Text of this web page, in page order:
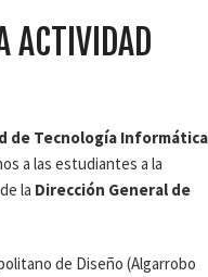
ACTIVIDAD
de Tecnología Informática
a las estudiantes a la
la Dirección General de
de Diseño (Algarrobo